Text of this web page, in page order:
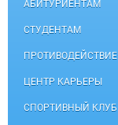
АБИТУРИЕНТАМ
СТУДЕНТАМ
ЦЕНТР КАРЬЕРЫ
СПОРТИВНЫЙ КЛУБ